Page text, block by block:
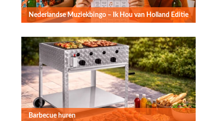
Nederlandse Muziekbingo – Ik Hou van Holland Editie
Barbecue huren